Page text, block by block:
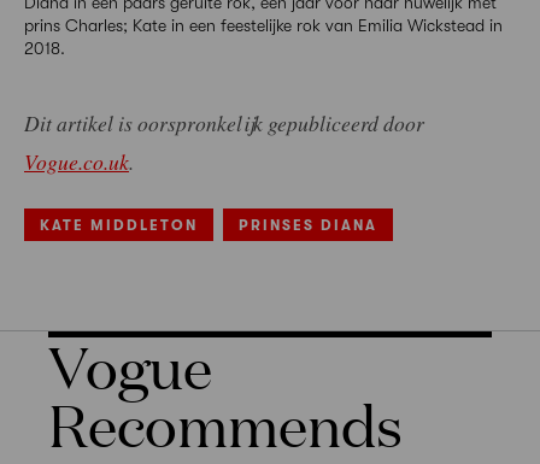
prins Charles; Kate in een feestelijke rok van Emilia Wickstead in
2018.
Dit artikel is oorspronkelijk gepubliceerd door
Vogue.co.uk.
KATE MIDDLETON PRINSES DIANA
Vogue
Recommends